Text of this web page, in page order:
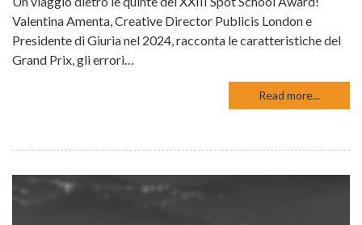
Valentina Amenta, Creative Director Publicis London e
Presidente di Giuria nel 2024, racconta le caratteristiche del
Grand Prix, gli errori…
Read more...